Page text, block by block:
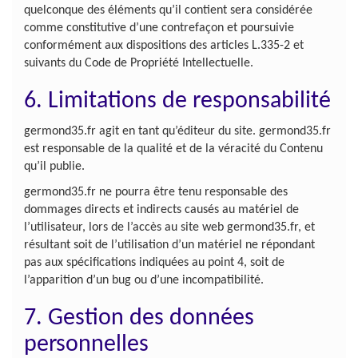
quelconque des éléments qu’il contient sera considérée
comme constitutive d’une contrefaçon et poursuivie
conformément aux dispositions des articles L.335-2 et
suivants du Code de Propriété Intellectuelle.
6. Limitations de responsabilité
germond35.fr agit en tant qu’éditeur du site. germond35.fr
est responsable de la qualité et de la véracité du Contenu
qu’il publie.
germond35.fr ne pourra être tenu responsable des
dommages directs et indirects causés au matériel de
l’utilisateur, lors de l’accès au site web germond35.fr, et
résultant soit de l’utilisation d’un matériel ne répondant
pas aux spécifications indiquées au point 4, soit de
l’apparition d’un bug ou d’une incompatibilité.
7. Gestion des données
personnelles